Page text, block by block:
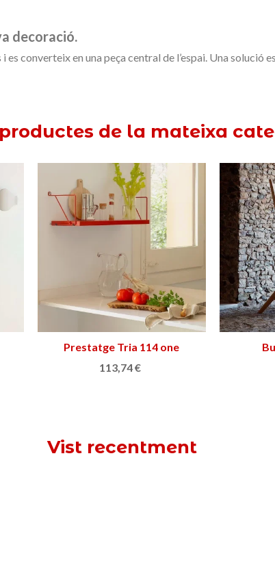
decoració.
es converteix en una peça central de l’espai. Una
de la mateixa
Triar opció
Prestatge Tria 114 one
113,74 €
Vist recentment